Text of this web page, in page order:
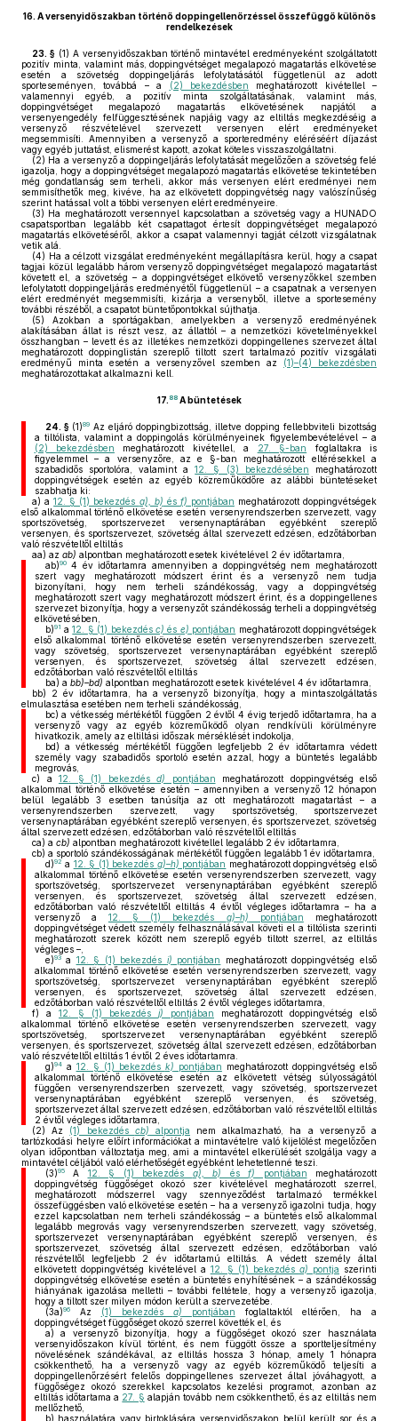
16. A versenyidőszakban történő doppingellenőrzéssel összefüggő különös
rendelkezések
23. § (1) A versenyidőszakban történő mintavétel eredményeként szolgáltatott
pozitív minta, valamint más, doppingvétséget megalapozó magatartás elkövetése
esetén a szövetség doppingeljárás lefolytatásától függetlenül az adott
sporteseményen, továbbá – a
(2) bekezdésben meghatározott kivétellel –
valamennyi egyéb, a pozitív minta szolgáltatásának, valamint más,
doppingvétséget megalapozó magatartás elkövetésének napjától a
versenyengedély felfüggesztésének napjáig vagy az eltiltás megkezdéséig a
versenyző részvételével szervezett versenyen elért eredményeket
megsemmisíti. Amennyiben a versenyző a sporteredmény eléréséért díjazást
vagy egyéb juttatást, elismerést kapott, azokat köteles visszaszolgáltatni.
(2) Ha a versenyző a doppingeljárás lefolytatását megelőzően a szövetség felé
igazolja, hogy a doppingvétséget megalapozó magatartás elkövetése tekintetében
még gondatlanság sem terheli, akkor más versenyen elért eredményei nem
semmisíthetők meg, kivéve, ha az elkövetett doppingvétség nagy valószínűség
szerint hatással volt a többi versenyen elért eredményeire.
(3) Ha meghatározott versennyel kapcsolatban a szövetség vagy a HUNADO
csapatsportban legalább két csapattagot értesít doppingvétséget megalapozó
magatartás elkövetéséről, akkor a csapat valamennyi tagját célzott vizsgálatnak
vetik alá.
(4) Ha a célzott vizsgálat eredményeként megállapításra kerül, hogy a csapat
tagjai közül legalább három versenyző doppingvétséget megalapozó magatartást
követett el, a szövetség – a doppingvétséget elkövető versenyzőkkel szemben
lefolytatott doppingeljárás eredményétől függetlenül – a csapatnak a versenyen
elért eredményét megsemmisíti, kizárja a versenyből, illetve a sportesemény
további részéből, a csapatot büntetőpontokkal sújthatja.
(5) Azokban a sportágakban, amelyekben a versenyző eredményének
alakításában állat is részt vesz, az állattól – a nemzetközi követelményekkel
összhangban – levett és az illetékes nemzetközi doppingellenes szervezet által
meghatározott doppinglistán szereplő tiltott szert tartalmazó pozitív vizsgálati
eredményű minta esetén a versenyzővel szemben az (1)–(4) bekezdésben
meghatározottakat alkalmazni kell.
17. 88 A büntetések
24. §(1)89 Az eljáró doppingbizottság, illetve dopping fellebbviteli bizottság
a tiltólista, valamint a doppingolás körülményeinek figyelembevételével – a
(2) bekezdésben meghatározott kivétellel, a 27. §-ban foglaltakra is
figyelemmel – a versenyzőre, az e §-ban meghatározott eltérésekkel a
szabadidős sportolóra, valamint a12. § (3) bekezdésében meghatározott
doppingvétségek esetén az egyéb közreműködőre az alábbi büntetéseket
szabhatja ki:
a) a12. § (1) bekezdés a), b) és f) pontjában meghatározott doppingvétségek
első alkalommal történő elkövetése esetén versenyrendszerben szervezett, vagy
sportszövetség, sportszervezet versenynaptárában egyébként szereplő
versenyen, és sportszervezet, szövetség által szervezett edzésen, edzőtáborban
való részvételtől eltiltás
aa) az ab) alpontban meghatározott esetek kivételével 2 év időtartamra,
ab)904 év időtartamra amennyiben a doppingvétség nem meghatározott
szert vagy meghatározott módszert érint és a versenyző nem tudja
bizonyítani, hogy nem terheli szándékosság, vagy a doppingvétség
meghatározott szert vagy meghatározott módszert érint, és a doppingellenes
szervezet bizonyítja, hogy a versenyzőt szándékosság terheli a doppingvétség
elkövetésében,
b)91 a12. § (1) bekezdés c) és e) pontjában meghatározott doppingvétségek
első alkalommal történő elkövetése esetén versenyrendszerben szervezett,
vagy szövetség, sportszervezet versenynaptárában egyébként szereplő
versenyen, és sportszervezet, szövetség által szervezett edzésen,
edzőtáborban való részvételtől eltiltás
ba) a bb)–bd) alpontban meghatározott esetek kivételével 4 év időtartamra,
bb) 2 év időtartamra, ha a versenyző bizonyítja, hogy a mintaszolgáltatás
elmulasztása esetében nem terheli szándékosság,
bc) a vétkesség mértékétől függően 2 évtől 4 évig terjedő időtartamra, ha a
versenyző vagy az egyéb közreműködő olyan rendkívüli körülményre
hivatkozik, amely az eltiltási időszak mérséklését indokolja,
bd) a vétkesség mértékétől függően legfeljebb 2 év időtartamra védett
személy vagy szabadidős sportoló esetén azzal, hogy a büntetés legalább
megrovás,
c) a 12. § (1) bekezdés d) pontjában meghatározott doppingvétség első
alkalommal történő elkövetése esetén – amennyiben a versenyző 12 hónapon
belül legalább 3 esetben tanúsítja az ott meghatározott magatartást – a
versenyrendszerben szervezett, vagy sportszövetség, sportszervezet
versenynaptárában egyébként szereplő versenyen, és sportszervezet, szövetség
által szervezett edzésen, edzőtáborban való részvételtől eltiltás
ca) a cb) alpontban meghatározott kivétellel legalább 2 év időtartamra,
cb) a sportoló szándékosságának mértékétől függően legalább 1 év időtartamra,
d)92 a 12. § (1) bekezdés g)–h) pontjában meghatározott doppingvétség első
alkalommal történő elkövetése esetén versenyrendszerben szervezett, vagy
sportszövetség, sportszervezet versenynaptárában egyébként szereplő
versenyen, és sportszervezet, szövetség által szervezett edzésen,
edzőtáborban való részvételtől eltiltás 4 évtől végleges időtartamra – ha a
versenyző a 12. § (1) bekezdés g)–h) pontjában meghatározott
doppingvétséget védett személy felhasználásával követi el a tiltólista szerinti
meghatározott szerek között nem szereplő egyéb tiltott szerrel, az eltiltás
végleges –,
e)93a 12. § (1) bekezdés i) pontjában
meghatározott doppingvétség első
alkalommal történő elkövetése esetén versenyrendszerben szervezett, vagy
sportszövetség, sportszervezet versenynaptárában egyébként szereplő
versenyen, és sportszervezet, szövetség által szervezett edzésen,
edzőtáborban való részvételtől eltiltás 2 évtől végleges időtartamra,
f) a 12. § (1) bekezdés j) pontjában meghatározott doppingvétség első
alkalommal történő elkövetése esetén versenyrendszerben szervezett, vagy
sportszövetség, sportszervezet versenynaptárában egyébként szereplő
versenyen, és sportszervezet, szövetség által szervezett edzésen, edzőtáborban
való részvételtől eltiltás 1 évtől 2 éves időtartamra.
g)94a 12. § (1) bekezdés k) pontjában meghatározott doppingvétség első
alkalommal történő elkövetése esetén az elkövetett vétség súlyosságától
függően versenyrendszerben szervezett, vagy szövetség, sportszervezet
versenynaptárában egyébként szereplő versenyen, és szövetség,
sportszervezet által szervezett edzésen, edzőtáborban való részvételtől eltiltás
2 évtől végleges időtartamra,
(2) Az (1) bekezdés cb) alpontja nem alkalmazható, ha a versenyző a
tartózkodási helyre előírt információkat a mintavételre való kijelölést megelőzően
olyan időpontban változtatja meg, ami a mintavétel elkerülését szolgálja vagy a
mintavétel céljából való elérhetőségét egyébként lehetetlenné teszi.
(3)95A 12. § (1) bekezdés a), b) és f) pontjában meghatározott
doppingvétség függőséget okozó szer kivételével meghatározott szerrel,
meghatározott módszerrel vagy szennyeződést tartalmazó termékkel
összefüggésben való elkövetése esetén – ha a versenyző igazolni tudja, hogy
ezzel kapcsolatban nem terheli szándékosság – a büntetés első alkalommal
legalább megrovás vagy versenyrendszerben szervezett, vagy szövetség,
sportszervezet versenynaptárában egyébként szereplő versenyen, és
sportszervezet, szövetség által szervezett edzésen, edzőtáborban való
részvételtől legfeljebb 2 év időtartamú eltiltás. A védett személy által
elkövetett doppingvétség kivételével a 12. § (1) bekezdés a) pontja szerinti
doppingvétség elkövetése esetén a büntetés enyhítésének – a szándékosság
hiányának igazolása melletti – további feltétele, hogy a versenyző igazolja,
hogy a tiltott szer milyen módon került a szervezetébe.
(3a)96Az (1) bekezdés a) pontjában foglaltaktól eltérően, ha a
doppingvétséget függőséget okozó szerrel követték el, és
a) a versenyző bizonyítja, hogy a függőséget okozó szer használata
versenyidőszakon kívül történt, és nem függött össze a sportteljesítmény
növelésének szándékával, az eltiltás hossza 3 hónap, amely 1 hónapra
csökkenthető, ha a versenyző vagy az egyéb közreműködő teljesíti a
doppingellenőrzésért felelős doppingellenes szervezet által jóváhagyott, a
függőségez okozó szerekkel kapcsolatos kezelési programot, azonban az
eltiltás időtartama a 27. § alapján tovább nem csökkenthető, és az eltiltás nem
mellőzhető,
b) használatára vagy birtoklására versenyidőszakon belül került sor, és a